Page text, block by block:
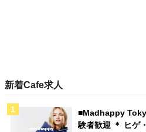
新着Cafe求人
■Madhappy
験者歓迎 ＊ ヒゲ